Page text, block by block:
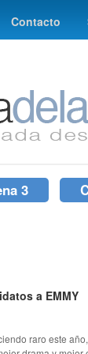
Contacto
3
a EMMY
raro este